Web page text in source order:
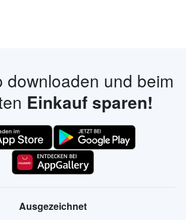
downloaden und beim
Einkauf sparen!
Ausgezeichnet